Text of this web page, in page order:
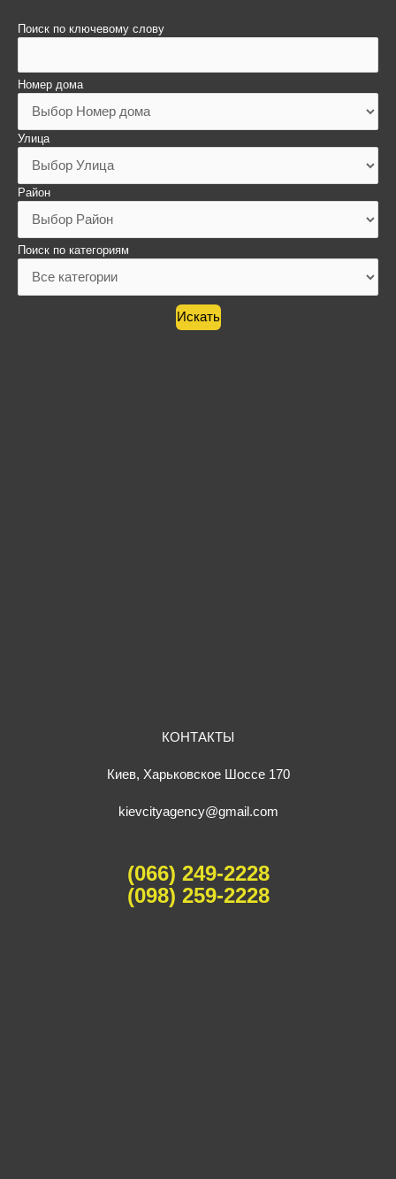
Поиск по ключевому слову
Номер дома
Улица
Район
Поиск по категориям
КОНТАКТЫ
Киев, Харьковское Шоссе 170
kievcityagency@gmail.com
(066) 249-2228
(098) 259-2228